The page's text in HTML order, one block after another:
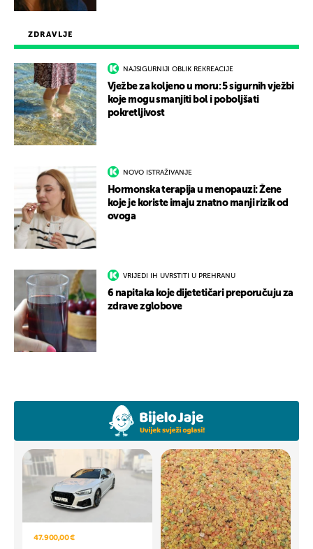
ZDRAVLJE
NAJSIGURNIJI OBLIK REKREACIJE
Vježbe za koljeno u moru: 5 sigurnih vježbi
koje mogu smanjiti bol i poboljšati
pokretljivost
NOVO ISTRAŽIVANJE
Hormonska terapija u menopauzi: Žene
koje je koriste imaju znatno manji rizik od
ovoga
VRIJEDI IH UVRSTITI U PREHRANU
6 napitaka koje dijetetičari preporučuju za
zdrave zglobove
47.900,00 €